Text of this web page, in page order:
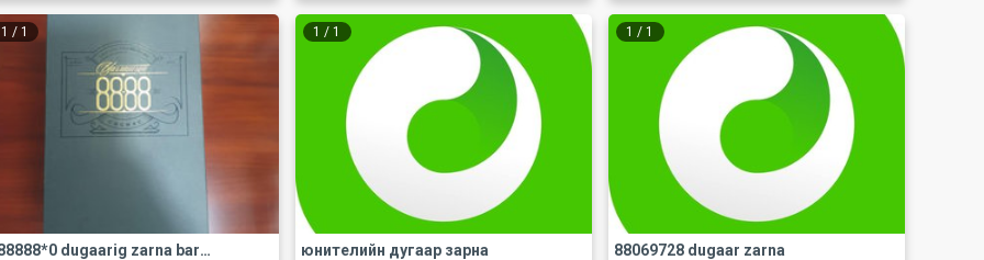
1 / 1
888888*0 dugaarig zarna barter sonirhno
1 /1
юнителийн дугаар зарна
1 /1
88069728 dugaar zarna